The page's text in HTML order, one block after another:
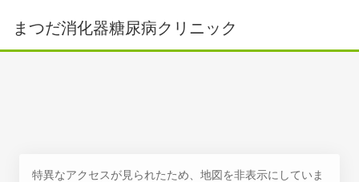
まつだ消化器糖尿病クリニック
特異なアクセスが見られたため、地図を非表示にしていま